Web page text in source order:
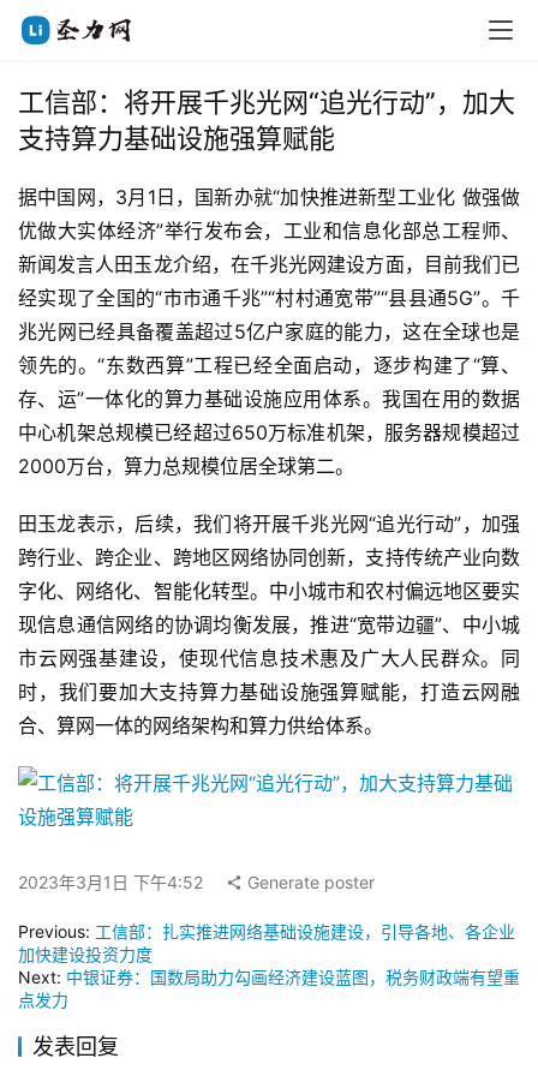
工信部：将开展千兆光网“追光行动”，加大
支持算力基础设施强算赋能
据中国网，3月1日，国新办就“加快推进新型工业化 做强做
优做大实体经济”举行发布会，工业和信息化部总工程师、
新闻发言人田玉龙介绍，在千兆光网建设方面，目前我们已
经实现了全国的“市市通千兆”“村村通宽带”“县县通5G”。千
兆光网已经具备覆盖超过5亿户家庭的能力，这在全球也是
领先的。“东数西算”工程已经全面启动，逐步构建了“算、
存、运”一体化的算力基础设施应用体系。我国在用的数据
中心机架总规模已经超过650万标准机架，服务器规模超过
2000万台，算力总规模位居全球第二。
田玉龙表示，后续，我们将开展千兆光网“追光行动”，加强
跨行业、跨企业、跨地区网络协同创新，支持传统产业向数
字化、网络化、智能化转型。中小城市和农村偏远地区要实
现信息通信网络的协调均衡发展，推进“宽带边疆”、中小城
市云网强基建设，使现代信息技术惠及广大人民群众。同
时，我们要加大支持算力基础设施强算赋能，打造云网融
合、算网一体的网络架构和算力供给体系。
2023年3月1日 下午4:52 Generate poster
Previous: 工信部：扎实推进网络基础设施建设，引导各地、各企业
加快建设投资力度
Next: 中银证券：国数局助力勾画经济建设蓝图，税务财政端有望重
点发力
发表回复